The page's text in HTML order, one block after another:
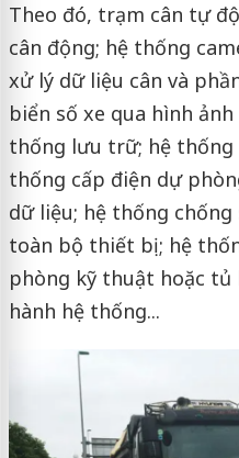
Theo đó, trạm cân tự
cân động; hệ thống
xử lý dữ liệu cân và
biển số xe qua hình
thống lưu trữ; hệ thống
thống cấp điện dự
dữ liệu; hệ thống
toàn bộ thiết bị; hệ
phòng kỹ thuật hoặc
hành hệ thống...